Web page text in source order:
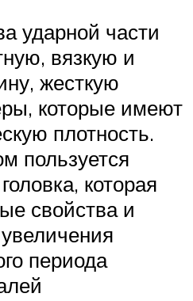
ударной части
вязкую и
жесткую
которые имеют
плотность.
пользуется
которая
свойства и
периода